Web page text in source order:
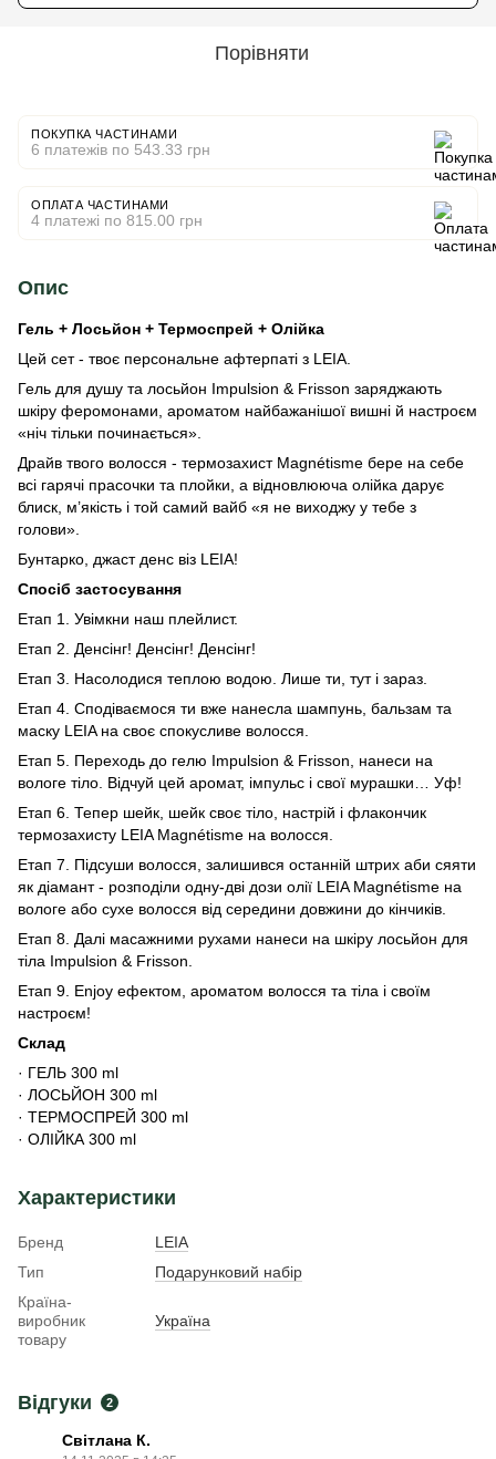
Порівняти
ПОКУПКА ЧАСТИНАМИ
6 платежів по 543.33 грн
ОПЛАТА ЧАСТИНАМИ
4 платежі по 815.00 грн
Опис
Гель + Лосьйон + Термоспрей + Олійка
Цей сет - твоє персональне афтерпаті з LEIA.
Гель для душу та лосьйон Impulsion & Frisson заряджають
шкіру феромонами, ароматом найбажанішої вишні й настроєм
«ніч тільки починається».
Драйв твого волосся - термозахист Magnétisme бере на себе
всі гарячі прасочки та плойки, а відновлююча олійка дарує
блиск, м’якість і той самий вайб «я не виходжу у тебе з
голови».
Бунтарко, джаст денс віз LEIA!
Спосіб застосування
Етап 1. Увімкни наш плейлист.
Етап 2. Денсінг! Денсінг! Денсінг!
Етап 3. Насолодися теплою водою. Лише ти, тут і зараз.
Етап 4. Сподіваємося ти вже нанесла шампунь, бальзам та
маску LEIA на своє спокусливе волосся.
Етап 5. Переходь до гелю Impulsion & Frisson, нанеси на
вологе тіло. Відчуй цей аромат, імпульс і свої мурашки… Уф!
Етап 6. Тепер шейк, шейк своє тіло, настрій і флакончик
термозахисту LEIA Magnétisme на волосся.
Етап 7. Підсуши волосся, залишився останній штрих аби сяяти
як діамант - розподіли одну-дві дози олії LEIA Magnétisme на
вологе або сухе волосся від середини довжини до кінчиків.
Етап 8. Далі масажними рухами нанеси на шкіру лосьйон для
тіла Impulsion & Frisson.
Етап 9. Enjoy ефектом, ароматом волосся та тіла і своїм
настроєм!
Склад
· ГЕЛЬ 300 ml
· ЛОСЬЙОН 300 ml
· ТЕРМОСПРЕЙ 300 ml
· ОЛІЙКА 300 ml
Характеристики
Бренд
LEIA
Тип
Подарунковий набір
Країна-
виробник
товару
Україна
Відгуки 2
Світлана К.